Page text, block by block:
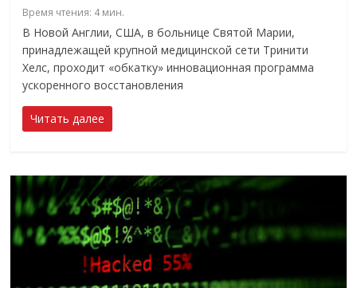
Время чтения: 4 мин.
В Новой Англии, США, в больнице Святой Марии,
принадлежащей крупной медицинской сети Тринити
Хелс, проходит «обкатку» инновационная программа
ускоренного восстановления
Читать далее